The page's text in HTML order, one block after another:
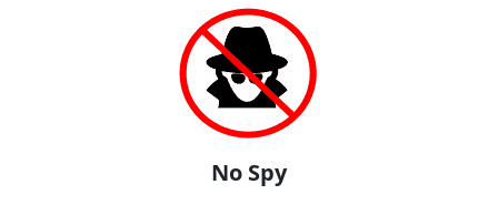
No Spy